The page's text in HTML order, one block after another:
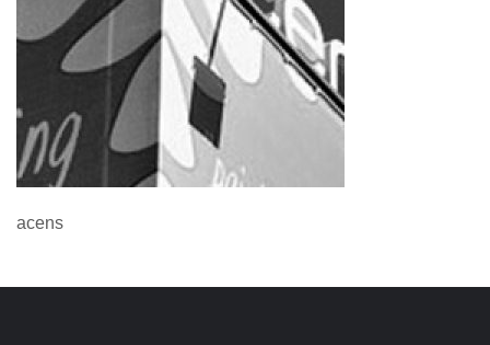
acens